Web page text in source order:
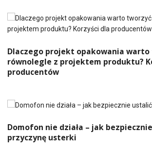
Dlaczego projekt opakowania
równolegle z projektem produktu?
producentów
Domofon nie działa – jak
przyczynę usterki